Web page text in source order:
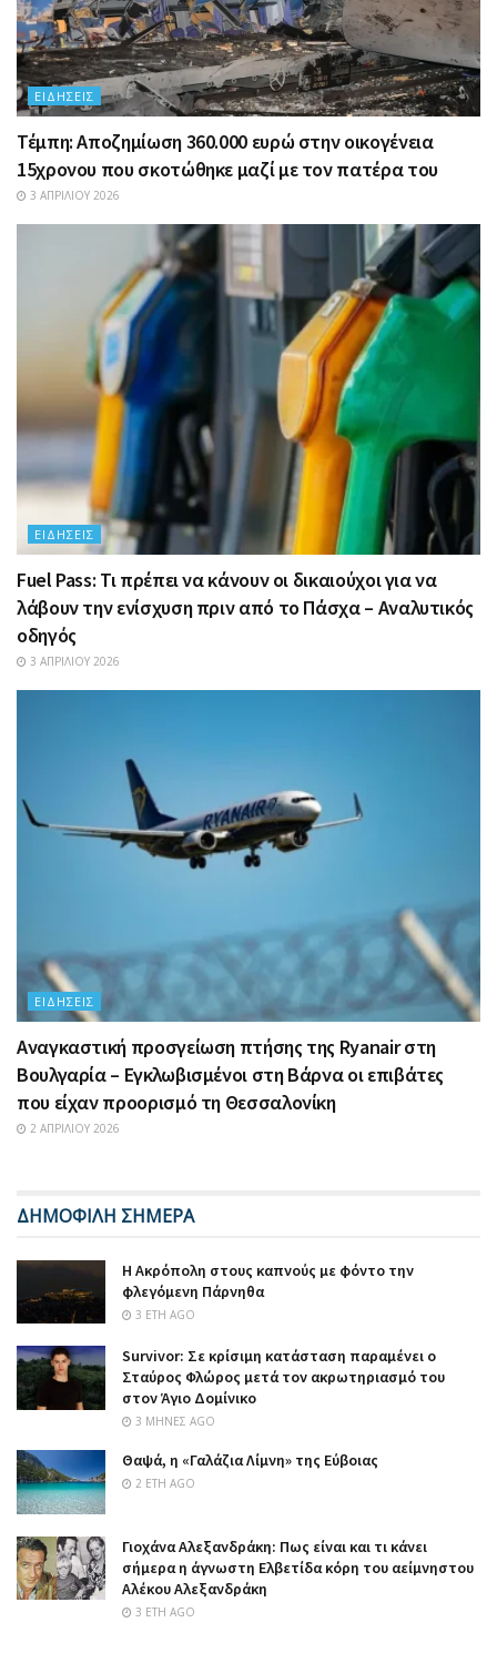
ΕΙΔΉΣΕΙΣ
Τέμπη: Αποζημίωση 360.000 ευρώ στην οικογένεια
15χρονου που σκοτώθηκε μαζί με τον πατέρα του
3 ΑΠΡΙΛΊΟΥ 2026
ΕΙΔΉΣΕΙΣ
Fuel Pass: Τι πρέπει να κάνουν οι δικαιούχοι για να
λάβουν την ενίσχυση πριν από το Πάσχα – Αναλυτικός
οδηγός
3 ΑΠΡΙΛΊΟΥ 2026
ΕΙΔΉΣΕΙΣ
Αναγκαστική προσγείωση πτήσης της Ryanair στη
Βουλγαρία – Εγκλωβισμένοι στη Βάρνα οι επιβάτες
που είχαν προορισμό τη Θεσσαλονίκη
2 ΑΠΡΙΛΊΟΥ 2026
ΔΗΜΟΦΙΛΗ ΣΗΜΕΡΑ
Η Ακρόπολη στους καπνούς με φόντο την
φλεγόμενη Πάρνηθα
3 ΈΤΗ AGO
Survivor: Σε κρίσιμη κατάσταση παραμένει ο
Σταύρος Φλώρος μετά τον ακρωτηριασμό του
στον Άγιο Δομίνικο
3 ΜΉΝΕΣ AGO
Θαψά, η «Γαλάζια Λίμνη» της Εύβοιας
2 ΈΤΗ AGO
Γιοχάνα Αλεξανδράκη: Πως είναι και τι κάνει
σήμερα η άγνωστη Ελβετίδα κόρη του αείμνηστου
Αλέκου Αλεξανδράκη
3 ΈΤΗ AGO